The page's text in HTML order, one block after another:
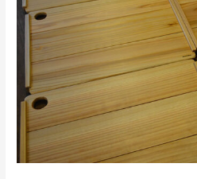
抽